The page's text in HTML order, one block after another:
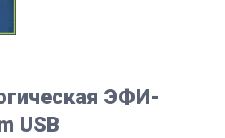
ЭФИ-
USB